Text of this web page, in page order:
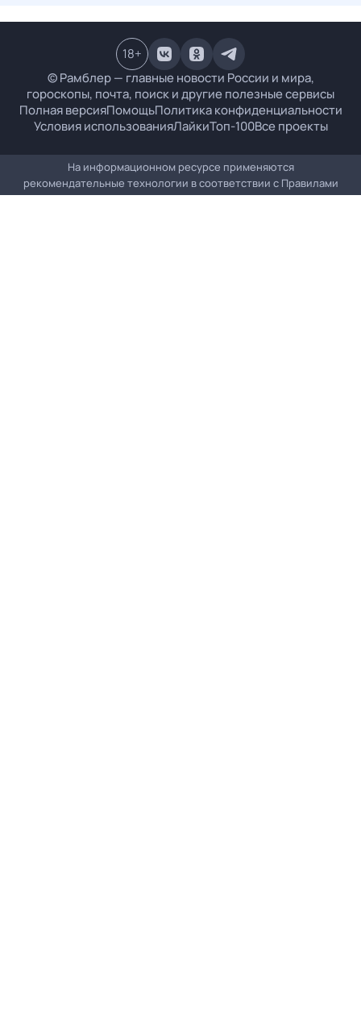
© Рамблер — главные новости России и мира,
гороскопы, почта, поиск и другие полезные сервисы
Полная версияПомощьПолитика конфиденциальности
Условия использованияЛайкиТоп-100Все проекты
18+
На информационном ресурсе применяются
рекомендательные технологии в соответствии с Правилами